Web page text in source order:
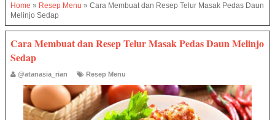
Home » Resep Menu » Cara Membuat dan Resep Telur Masak Pedas Daun
Melinjo Sedap
Cara Membuat dan Resep Telur Masak Pedas Daun Melinjo
Sedap
@atanasia_rian Resep Menu